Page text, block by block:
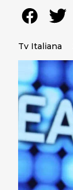
Tv Italiana